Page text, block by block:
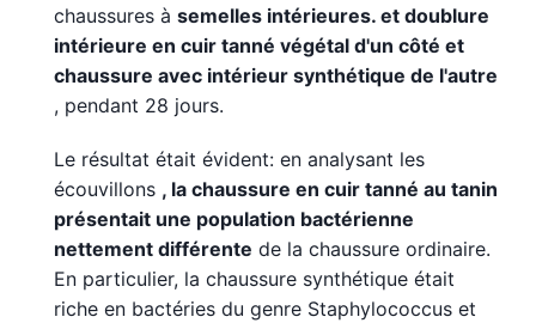
chaussures à semelles intérieures. et doublure
intérieure en cuir tanné végétal d'un côté et
chaussure avec intérieur synthétique de l'autre
, pendant 28 jours.
Le résultat était évident: en analysant les
écouvillons , la chaussure en cuir tanné au tanin
présentait une population bactérienne
nettement différente de la chaussure ordinaire.
En particulier, la chaussure synthétique était
riche en bactéries du genre Staphylococcus et